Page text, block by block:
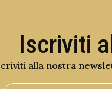
Iscriviti
alla nostra